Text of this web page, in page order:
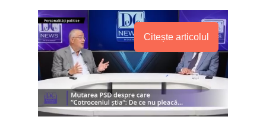
Citește articolul